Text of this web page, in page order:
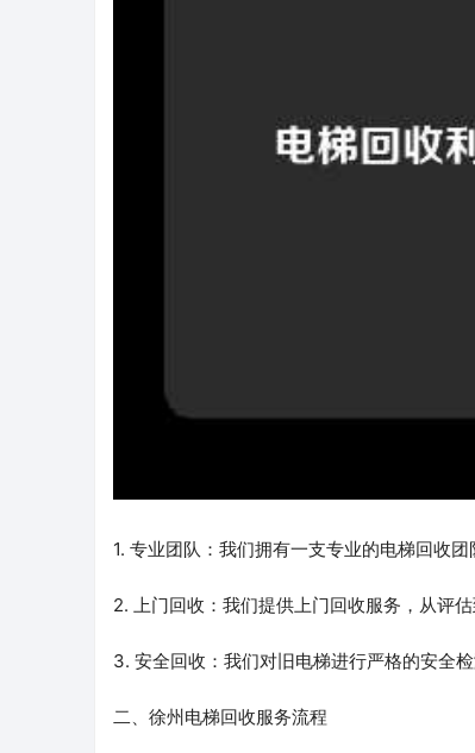
1. 专业团队：我们拥有一支专业的电梯回收
2. 上门回收：我们提供上门回收服务，从评
3. 安全回收：我们对旧电梯进行严格的安全
二、徐州电梯回收服务流程